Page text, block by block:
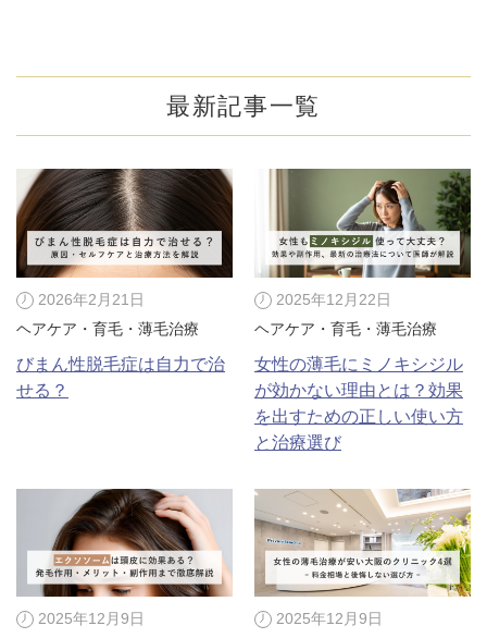
井畑 峰紀 医師 安形省吾 医師
最新記事一覧
2026年2月21日
ヘアケア・育毛・薄毛治療
びまん性脱毛症は自力で治
せる？
2025年12月22日
ヘアケア・育毛・薄毛治療
女性の薄毛にミノキシジル
が効かない理由とは？効果
を出すための正しい使い方
と治療選び
2025年12月9日
2025年12月9日